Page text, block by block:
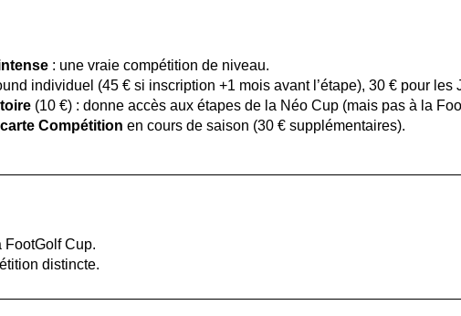
: une vraie compétition de niveau.
individuel (45 € si inscription +1 mois avant l’étape), 30 € pour les
(10 €) : donne accès aux étapes de la Néo Cup (mais pas à la
Compétition en cours de saison (30 € supplémentaires).
FootGolf Cup.
distincte.